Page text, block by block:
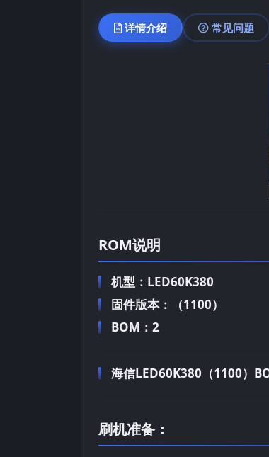
详情介绍 常见问题
ROM说明
机型：LED60K380
固件版本：（1100）
BOM：2
海信LED60K380（1100）
刷机准备：